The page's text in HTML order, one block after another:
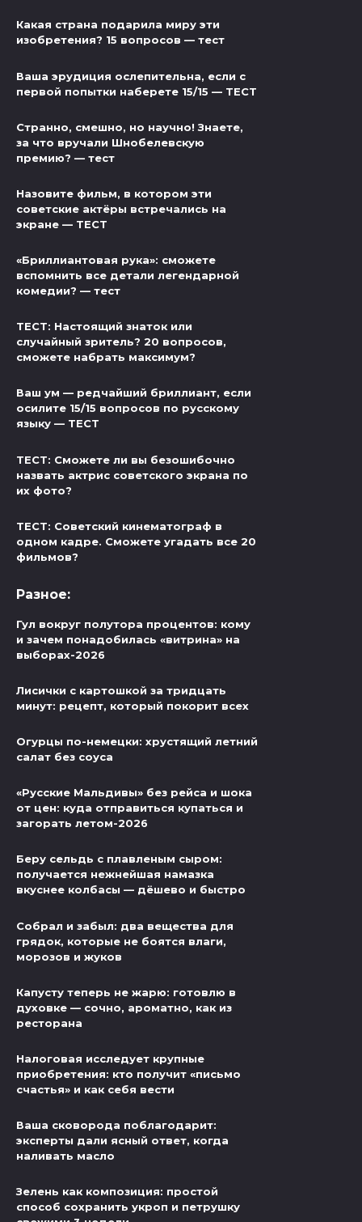
Какая страна подарила миру эти
изобретения? 15 вопросов — тест
Ваша эрудиция ослепительна, если с
первой попытки наберете 15/15 — ТЕСТ
Странно, смешно, но научно! Знаете,
за что вручали Шнобелевскую
премию? — тест
Назовите фильм, в котором эти
советские актёры встречались на
экране — ТЕСТ
«Бриллиантовая рука»: сможете
вспомнить все детали легендарной
комедии? — тест
ТЕСТ: Настоящий знаток или
случайный зритель? 20 вопросов,
сможете набрать максимум?
Ваш ум — редчайший бриллиант, если
осилите 15/15 вопросов по русскому
языку — ТЕСТ
ТЕСТ: Сможете ли вы безошибочно
назвать актрис советского экрана по
их фото?
ТЕСТ: Советский кинематограф в
одном кадре. Сможете угадать все 20
фильмов?
Разное:
Гул вокруг полутора процентов: кому
и зачем понадобилась «витрина» на
выборах-2026
Лисички с картошкой за тридцать
минут: рецепт, который покорит всех
Огурцы по-немецки: хрустящий летний
салат без соуса
«Русские Мальдивы» без рейса и шока
от цен: куда отправиться купаться и
загорать летом-2026
Беру сельдь с плавленым сыром:
получается нежнейшая намазка
вкуснее колбасы — дёшево и быстро
Собрал и забыл: два вещества для
грядок, которые не боятся влаги,
морозов и жуков
Капусту теперь не жарю: готовлю в
духовке — сочно, ароматно, как из
ресторана
Налоговая исследует крупные
приобретения: кто получит «письмо
счастья» и как себя вести
Ваша сковорода поблагодарит:
эксперты дали ясный ответ, когда
наливать масло
Зелень как композиция: простой
способ сохранить укроп и петрушку